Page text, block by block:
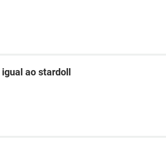
ao stardoll